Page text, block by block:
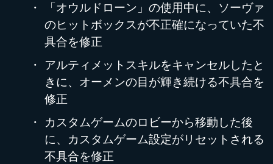
「オウルドローン」の使用中に、ソーヴァ
のヒットボックスが不正確になっていた不
具合を修正
アルティメットスキルをキャンセルしたと
きに、オーメンの目が輝き続ける不具合を
修正
カスタムゲームのロビーから移動した後
に、カスタムゲーム設定がリセットされる
不具合を修正